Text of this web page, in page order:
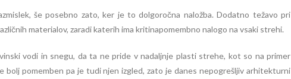
še posebno zato, ker je to dolgoročna naložba. Dodatno težavo pri
materialov, zaradi katerih ima kritinapomembno nalogo na vsaki strehi.
vodi in snegu, da ta ne pride v nadaljnje plasti strehe, kot so na primer
bolj pomemben pa je tudi njen izgled, zato je danes nepogrešljiv arhitekturni